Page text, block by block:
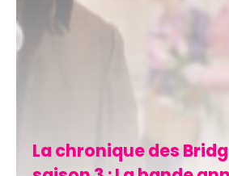
La chronique des